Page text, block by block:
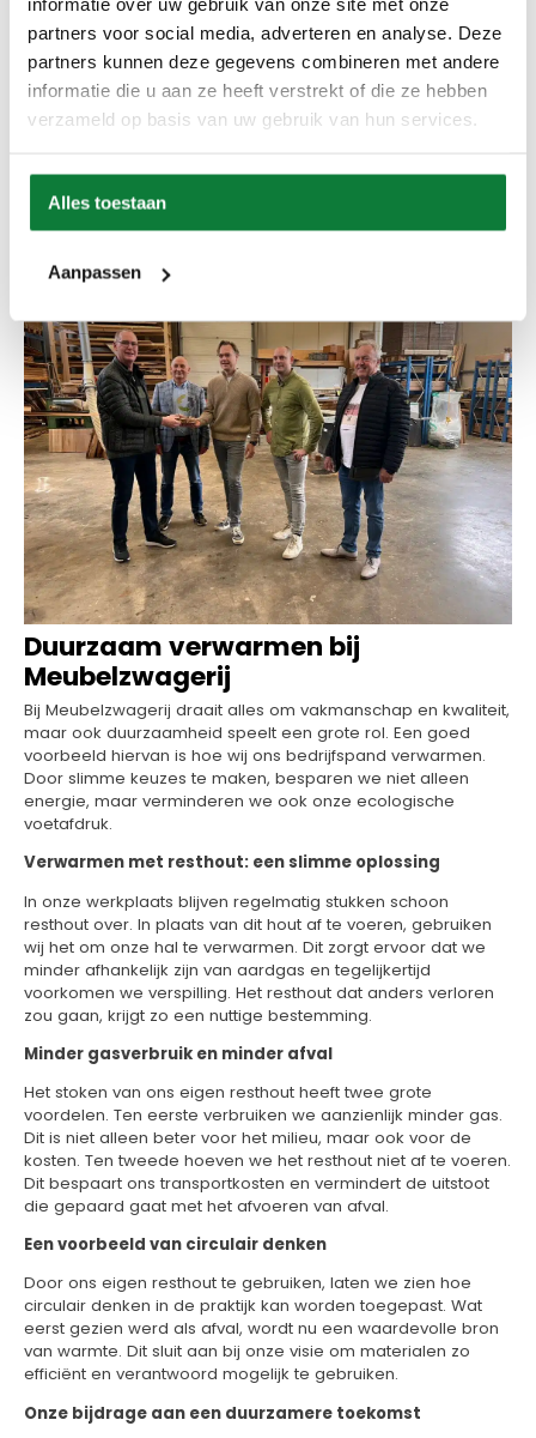
partners voor social media, adverteren en analyse. Deze
partners kunnen deze gegevens combineren met andere
informatie die u aan ze heeft verstrekt of die ze hebben
verzameld op basis van uw gebruik van hun services.
Alles toestaan
Aanpassen
Duurzaam verwarmen bij
Meubelzwagerij
Bij Meubelzwagerij draait alles om vakmanschap en kwaliteit,
maar ook duurzaamheid speelt een grote rol. Een goed
voorbeeld hiervan is hoe wij ons bedrijfspand verwarmen.
Door slimme keuzes te maken, besparen we niet alleen
energie, maar verminderen we ook onze ecologische
voetafdruk.
Verwarmen met resthout: een slimme oplossing
In onze werkplaats blijven regelmatig stukken schoon
resthout over. In plaats van dit hout af te voeren, gebruiken
wij het om onze hal te verwarmen. Dit zorgt ervoor dat we
minder afhankelijk zijn van aardgas en tegelijkertijd
voorkomen we verspilling. Het resthout dat anders verloren
zou gaan, krijgt zo een nuttige bestemming.
Minder gasverbruik en minder afval
Het stoken van ons eigen resthout heeft twee grote
voordelen. Ten eerste verbruiken we aanzienlijk minder gas.
Dit is niet alleen beter voor het milieu, maar ook voor de
kosten. Ten tweede hoeven we het resthout niet af te voeren.
Dit bespaart ons transportkosten en vermindert de uitstoot
die gepaard gaat met het afvoeren van afval.
Een voorbeeld van circulair denken
Door ons eigen resthout te gebruiken, laten we zien hoe
circulair denken in de praktijk kan worden toegepast. Wat
eerst gezien werd als afval, wordt nu een waardevolle bron
van warmte. Dit sluit aan bij onze visie om materialen zo
efficiënt en verantwoord mogelijk te gebruiken.
Onze bijdrage aan een duurzamere toekomst